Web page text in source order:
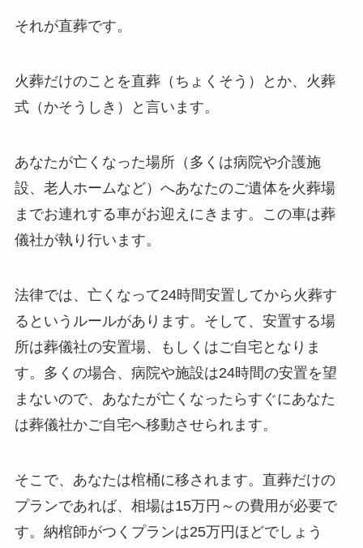
それが直葬です。
火葬だけのことを直葬（ちょくそう）とか、火葬
式（かそうしき）と言います。
あなたが亡くなった場所（多くは病院や介護施
設、老人ホームなど）へあなたのご遺体を火葬場
までお連れする車がお迎えにきます。この車は葬
儀社が執り行います。
法律では、亡くなって24時間安置してから火葬す
るというルールがあります。そして、安置する場
所は葬儀社の安置場、もしくはご自宅となりま
す。多くの場合、病院や施設は24時間の安置を望
まないので、あなたが亡くなったらすぐにあなた
は葬儀社かご自宅へ移動させられます。
そこで、あなたは棺桶に移されます。直葬だけの
プランであれば、相場は15万円～の費用が必要で
す。納棺師がつくプランは25万円ほどでしょう